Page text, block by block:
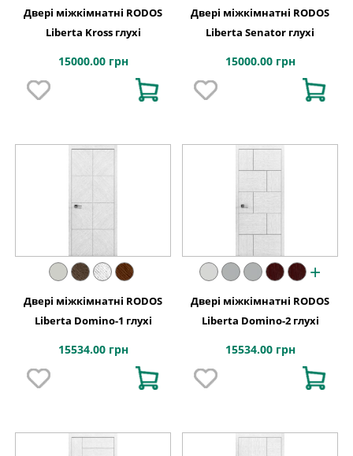
Двері міжкімнатні RODOS
Liberta Kross глухі
15000.00 грн
Двері міжкімнатні RODOS
Liberta Senator глухі
15000.00 грн
Двері міжкімнатні RODOS
Liberta Domino-1 глухі
15534.00 грн
+
Двері міжкімнатні RODOS
Liberta Domino-2 глухі
15534.00 грн